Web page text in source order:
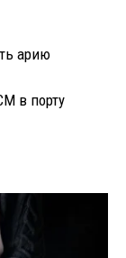
арию
в порту